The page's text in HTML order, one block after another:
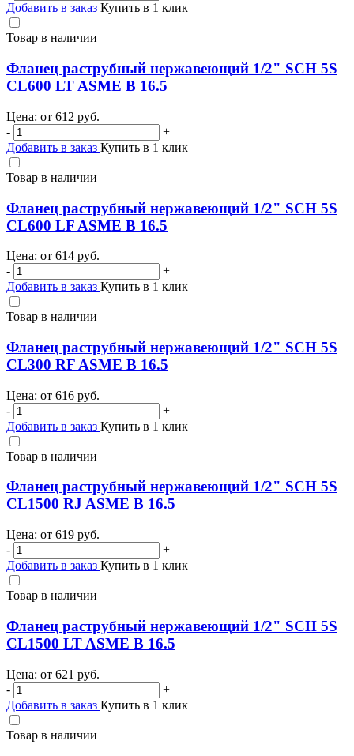
Добавить в заказ Купить в 1 клик
Товар в наличии
Фланец раструбный нержавеющий 1/2" SCH 5S
CL600 LT ASME B 16.5
Цена: от 612 руб.
-
+
Добавить в заказ Купить в 1 клик
Товар в наличии
Фланец раструбный нержавеющий 1/2" SCH 5S
CL600 LF ASME B 16.5
Цена: от 614 руб.
-
+
Добавить в заказ Купить в 1 клик
Товар в наличии
Фланец раструбный нержавеющий 1/2" SCH 5S
CL300 RF ASME B 16.5
Цена: от 616 руб.
-
+
Добавить в заказ Купить в 1 клик
Товар в наличии
Фланец раструбный нержавеющий 1/2" SCH 5S
CL1500 RJ ASME B 16.5
Цена: от 619 руб.
-
+
Добавить в заказ Купить в 1 клик
Товар в наличии
Фланец раструбный нержавеющий 1/2" SCH 5S
CL1500 LT ASME B 16.5
Цена: от 621 руб.
-
+
Добавить в заказ Купить в 1 клик
Товар в наличии